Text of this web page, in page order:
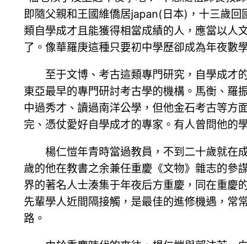
即隨父親和王國維僑居japan(日本)，十三歲
類自學成才且能獲得相當成績的人，應當以人
了。像華羅庚這種只要初中學歷卻成為年夜數
至于文博、考古這類專門研究，自學成才
東亞最早的專門研討考古學的機構。馬衡、羅
中過秀才、讀過南洋公學，但他金石考古等方
完、憑仗愛好自學成才的專家。有人曾問他的
楊仁愷年青時當過教員，不到二十歲就在
歲的他在教書之余兼任重慶《文物》雜志的參
界的著名人士湊集于年夜后方重慶，同在重慶
先輩學人近間隔接觸，是最佳的進修機遇，常
路。